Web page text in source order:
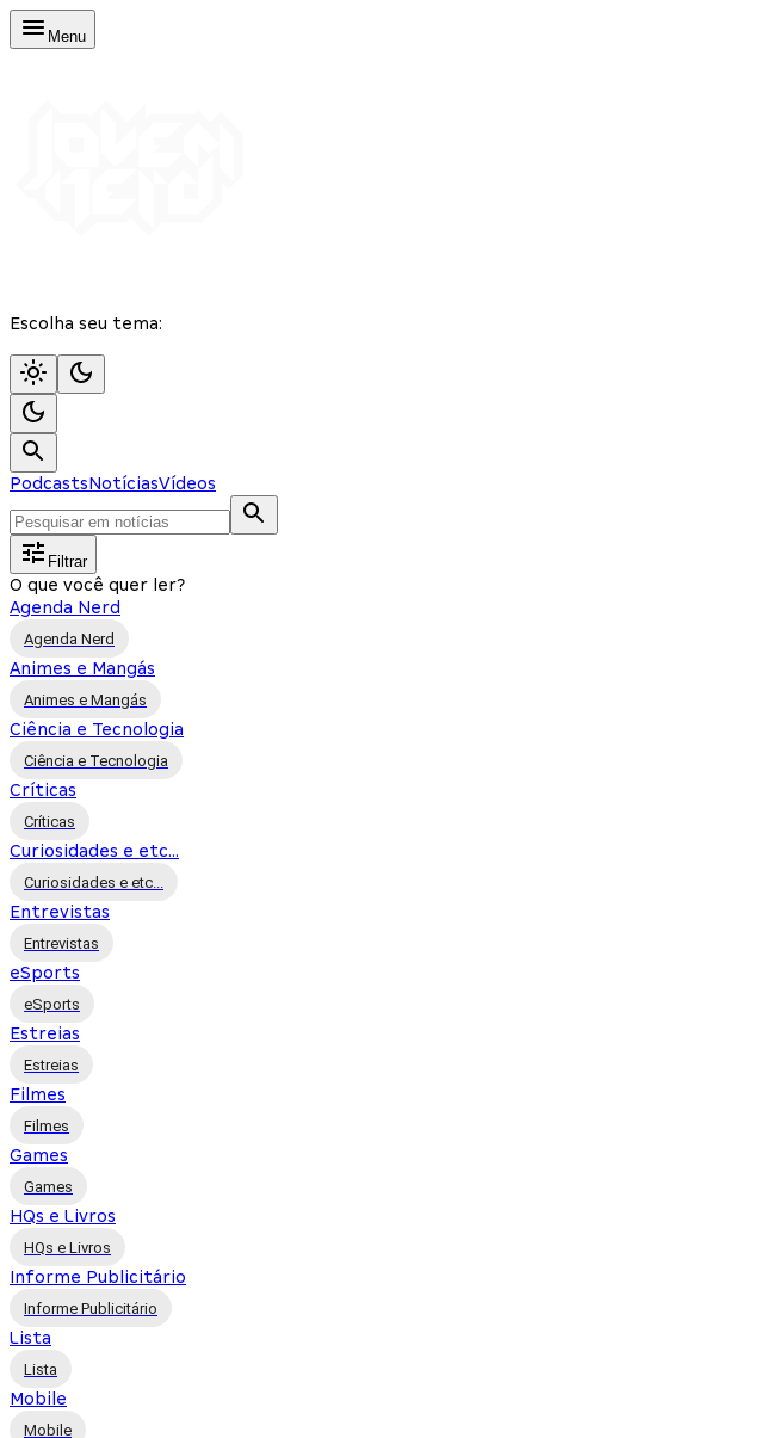
Menu
Escolha seu tema:
PodcastsNotíciasVídeos
Filtrar
O que você quer ler?
Agenda Nerd
Agenda Nerd
Animes e Mangás
Animes e Mangás
Ciência e Tecnologia
Ciência e Tecnologia
Críticas
Críticas
Curiosidades e etc...
Curiosidades e etc...
Entrevistas
Entrevistas
eSports
eSports
Estreias
Estreias
Filmes
Filmes
Games
Games
HQs e Livros
HQs e Livros
Informe Publicitário
Informe Publicitário
Lista
Lista
Mobile
Mobile